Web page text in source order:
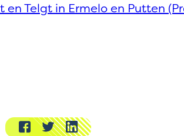
en Telgt in Ermelo en Putten